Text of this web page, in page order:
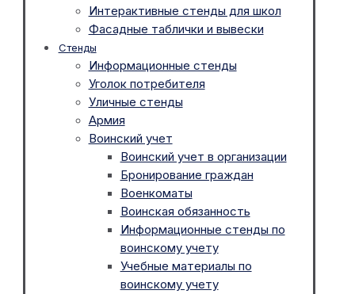
Интерактивные стенды для школ
Фасадные таблички и вывески
Стенды
Информационные стенды
Уголок потребителя
Уличные стенды
Армия
Воинский учет
Воинский учет в организации
Бронирование граждан
Военкоматы
Воинская обязанность
Информационные стенды по
воинскому учету
Учебные материалы по
воинскому учету